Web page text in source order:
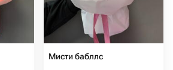
Мисти бабллс